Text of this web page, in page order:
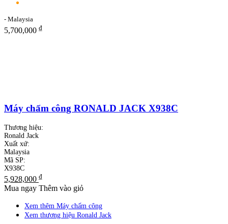
- Malaysia
5,700,000 ₫
Máy chấm công RONALD JACK X938C
Thương hiệu:
Ronald Jack
Xuất xứ:
Malaysia
Mã SP:
X938C
5,928,000 ₫
Mua ngay Thêm vào giỏ
Xem thêm Máy chấm công
Xem thương hiệu Ronald Jack